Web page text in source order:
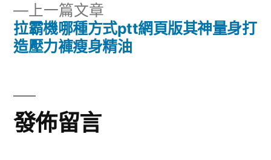
導
覽
上一篇文章
一
篇
拉霸機哪種方式ptt網頁版其神量身打
造壓力褲瘦身精油
發佈留言